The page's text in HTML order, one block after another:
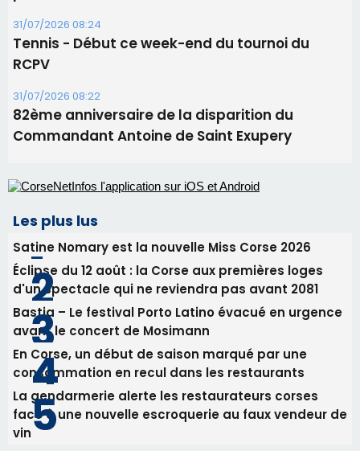
Les plus lus
Satine Nomary est la nouvelle Miss Corse 2026
Éclipse du 12 août : la Corse aux premières loges
d'un spectacle qui ne reviendra pas avant 2081
avant le concert de Mosimann
consommation en recul dans les restaurants
La gendarmerie alerte les restaurateurs corses
face à une nouvelle escroquerie au faux vendeur de
vin
Newsletter
Inscrivez-vous à la newsletter de CNI et recevez par
email les infos les plus importantes et une sélection de
nos meilleurs articles